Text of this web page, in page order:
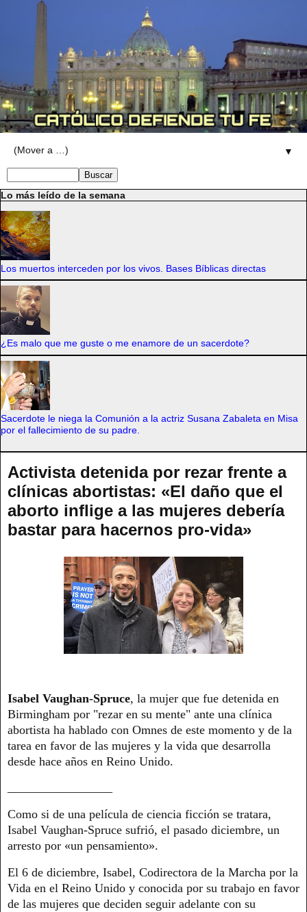
▼
Lo más leído de la semana
Los muertos interceden por los vivos. Bases Bíblicas directas
¿Es malo que me guste o me enamore de un sacerdote?
Sacerdote le niega la Comunión a la actriz Susana Zabaleta en Misa
por el fallecimiento de su padre.
Activista detenida por rezar frente a
clínicas abortistas: «El daño que el
aborto inflige a las mujeres debería
bastar para hacernos pro-vida»
Isabel Vaughan-Spruce, la mujer que fue detenida en
Birmingham por "rezar en su mente" ante una clínica
abortista ha hablado con Omnes de este momento y de la
tarea en favor de las mujeres y la vida que desarrolla
desde hace años en Reino Unido.
Como si de una película de ciencia ficción se tratara,
Isabel Vaughan-Spruce sufrió, el pasado diciembre, un
arresto por «un pensamiento».
El 6 de diciembre, Isabel, Codirectora de la Marcha por la
Vida en el Reino Unido y conocida por su trabajo en favor
de las mujeres que deciden seguir adelante con su